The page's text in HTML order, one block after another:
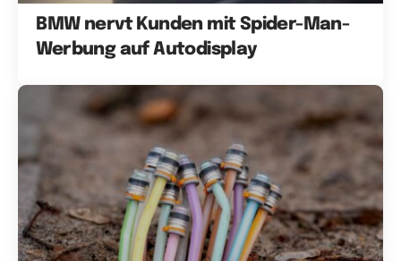
BMW nervt Kunden mit Spider-Man-
Werbung auf Autodisplay